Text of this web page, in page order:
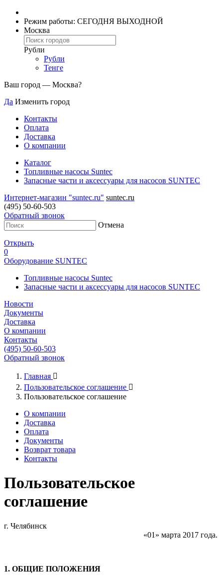
Режим работы: СЕГОДНЯ ВЫХОДНОЙ
Москва
Рубли
Рубли
Тенге
Ваш город — Москва?
Да Изменить город
Контакты
Оплата
Доставка
О компании
Каталог
Топливные насосы Suntec
Запасные части и аксессуары для насосов SUNTEC
Интернет-магазин "suntec.ru" suntec.ru
(495) 50-60-503
Обратный звонок
Отмена
Открыть
0
Оборудование SUNTEC
Топливные насосы Suntec
Запасные части и аксессуары для насосов SUNTEC
Новости
Документы
Доставка
О компании
Контакты
(495) 50-60-503
Обратный звонок
Главная 
Пользовательское соглашение 
Пользовательское соглашение
О компании
Доставка
Оплата
Документы
Возврат товара
Контакты
Пользовательское
соглашение
г. Челябинск
«01» марта 2017 года.
1. ОБЩИЕ ПОЛОЖЕНИЯ